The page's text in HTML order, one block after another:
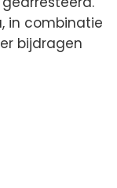
in combinatie
bijdragen